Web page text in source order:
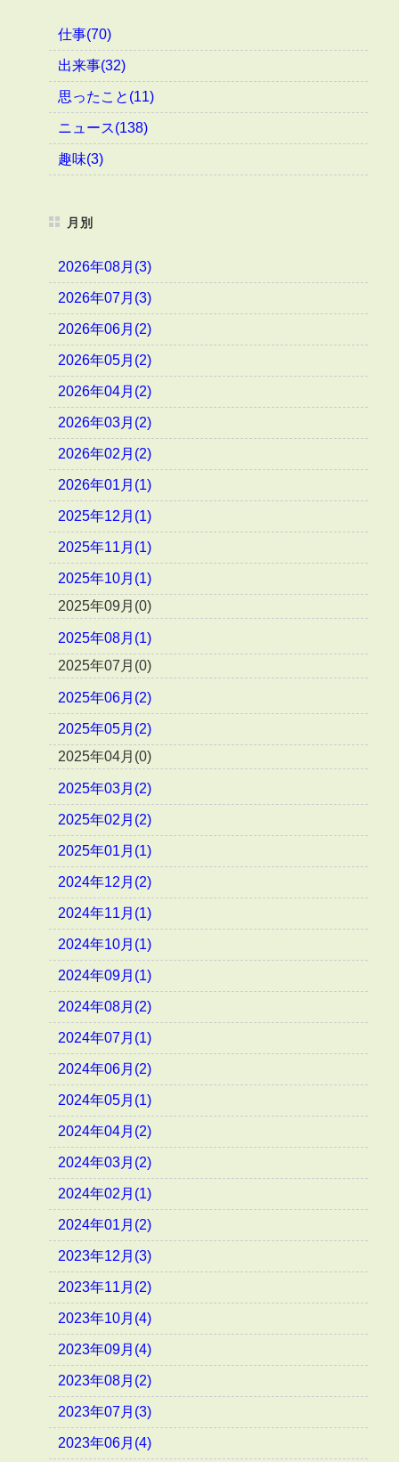
仕事(70)
出来事(32)
思ったこと(11)
ニュース(138)
趣味(3)
月別
2026年08月(3)
2026年07月(3)
2026年06月(2)
2026年05月(2)
2026年04月(2)
2026年03月(2)
2026年02月(2)
2026年01月(1)
2025年12月(1)
2025年11月(1)
2025年10月(1)
2025年09月(0)
2025年08月(1)
2025年07月(0)
2025年06月(2)
2025年05月(2)
2025年04月(0)
2025年03月(2)
2025年02月(2)
2025年01月(1)
2024年12月(2)
2024年11月(1)
2024年10月(1)
2024年09月(1)
2024年08月(2)
2024年07月(1)
2024年06月(2)
2024年05月(1)
2024年04月(2)
2024年03月(2)
2024年02月(1)
2024年01月(2)
2023年12月(3)
2023年11月(2)
2023年10月(4)
2023年09月(4)
2023年08月(2)
2023年07月(3)
2023年06月(4)